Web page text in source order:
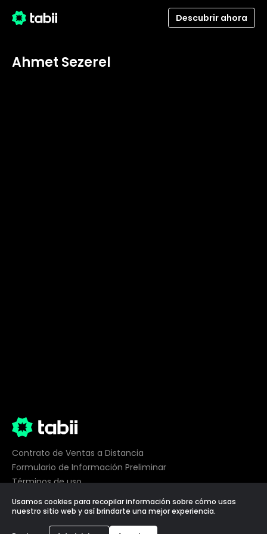
Descubrir ahora
Ahmet Sezerel
Contrato de Ventas a Distancia
Formulario de Información Preliminar
Términos de uso
Privacidad
Preferencias de cookies
Usamos cookies para recopilar información sobre cómo usas
nuestro sitio web y así brindarte una mejor experiencia.